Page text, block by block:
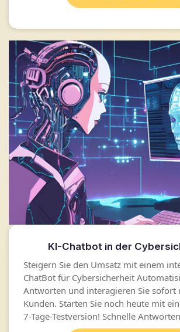
KI-Chatbot in der
Steigern Sie den Umsatz mit einem
ChatBot für Cybersicherheit
Antworten und interagieren Sie sofort
Kunden. Starten Sie noch heute mit
7-Tage-Testversion! Schnelle